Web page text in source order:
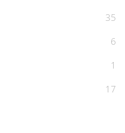
35
6
1
17